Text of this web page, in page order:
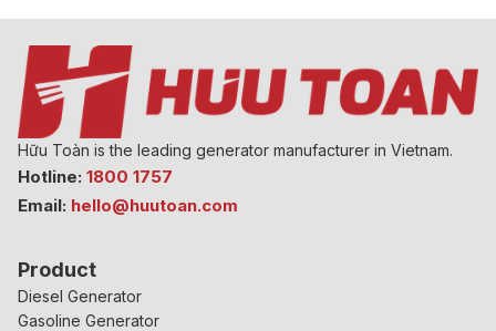
Hữu Toàn is the leading generator manufacturer in Vietnam.
Hotline: 1800 1757
Email: hello@huutoan.com
Product
Diesel Generator
Gasoline Generator